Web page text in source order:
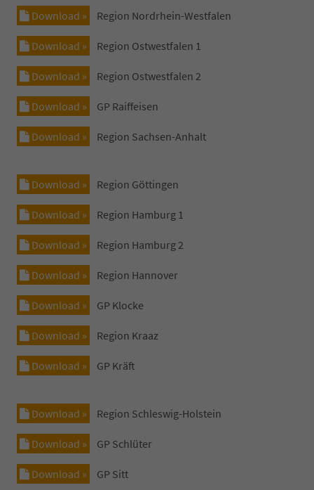
Download » Region Nordrhein-Westfalen
Download » Region Ostwestfalen 1
Download » Region Ostwestfalen 2
Download » GP Raiffeisen
Download » Region Sachsen-Anhalt
Download » Region Göttingen
Download » Region Hamburg 1
Download » Region Hamburg 2
Download » Region Hannover
Download » GP Klocke
Download » Region Kraaz
Download » GP Kräft
Download » Region Schleswig-Holstein
Download » GP Schlüter
Download » GP Sitt